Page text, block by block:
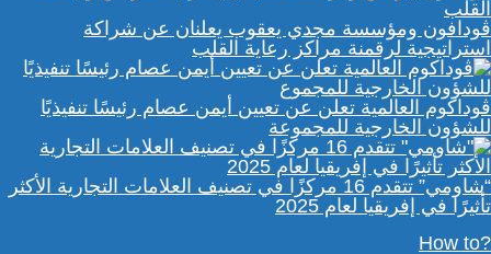
ڤودافون ومؤسسة مجدي يعقوب يعلنان عن شراكة
استراتيجية لرقمنة مراكز رعاية القلب
ڤوداكوم العالمية تعلن عن تعيين أيمن عصام رئيسًا تنفيذيًا
للشؤون الخارجية للمجموعة
“شاومي” تتقدم 16 مركزًا في تصنيف العلامات التجارية الأكثر
تأثيرًا في إفريقيا لعام 2025
?How to